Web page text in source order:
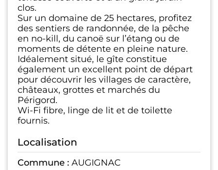
clos.
Sur un domaine de 25 hectares, profitez
des sentiers de randonnée, de la pêche
en no-kill, du canoë sur l’étang ou de
moments de détente en pleine nature.
Idéalement situé, le gîte constitue
également un excellent point de départ
pour découvrir les villages de caractère,
châteaux, grottes et marchés du
Périgord.
Wi-Fi fibre, linge de lit et de toilette
fournis.
Localisation
Commune : AUGIGNAC